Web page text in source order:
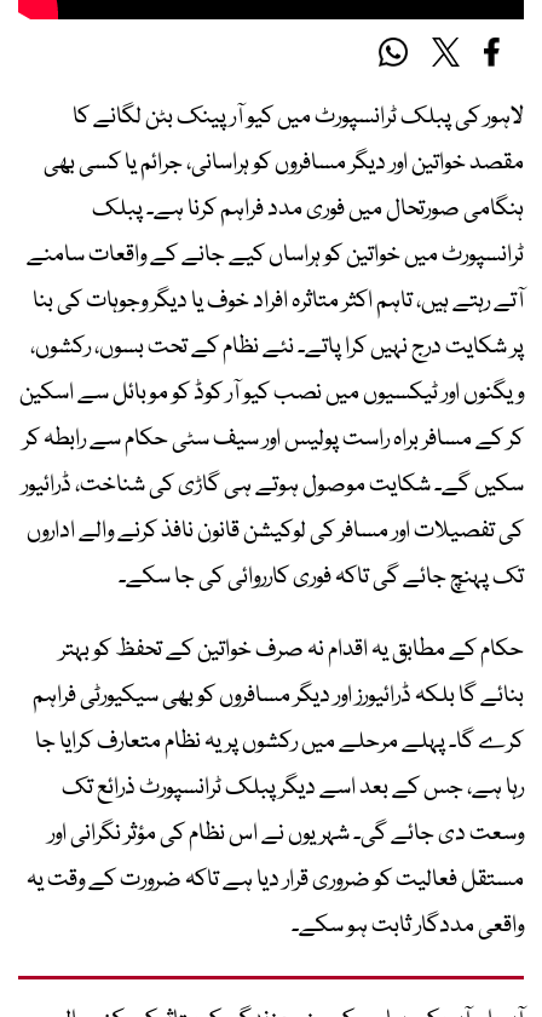
لاہور کی پبلک ٹرانسپورٹ میں کیو آر پینک بٹن لگانے کا
مقصد خواتین اور دیگر مسافروں کو ہراسانی، جرائم یا کسی بھی
ہنگامی صورتحال میں فوری مدد فراہم کرنا ہے۔ پبلک
ٹرانسپورٹ میں خواتین کو ہراساں کیے جانے کے واقعات سامنے
آتے رہتے ہیں، تاہم اکثر متاثرہ افراد خوف یا دیگر وجوہات کی بنا
پر شکایت درج نہیں کرا پاتے۔ نئے نظام کے تحت بسوں، رکشوں،
ویگنوں اور ٹیکسیوں میں نصب کیو آر کوڈ کو موبائل سے اسکین
کر کے مسافر براہ راست پولیس اور سیف سٹی حکام سے رابطہ کر
سکیں گے۔ شکایت موصول ہوتے ہی گاڑی کی شناخت، ڈرائیور
کی تفصیلات اور مسافر کی لوکیشن قانون نافذ کرنے والے اداروں
تک پہنچ جائے گی تاکہ فوری کارروائی کی جا سکے۔
حکام کے مطابق یہ اقدام نہ صرف خواتین کے تحفظ کو بہتر
بنائے گا بلکہ ڈرائیورز اور دیگر مسافروں کو بھی سیکیورٹی فراہم
کرے گا۔ پہلے مرحلے میں رکشوں پر یہ نظام متعارف کرایا جا
رہا ہے، جس کے بعد اسے دیگر پبلک ٹرانسپورٹ ذرائع تک
وسعت دی جائے گی۔ شہریوں نے اس نظام کی مؤثر نگرانی اور
مستقل فعالیت کو ضروری قرار دیا ہے تاکہ ضرورت کے وقت یہ
واقعی مددگار ثابت ہو سکے۔